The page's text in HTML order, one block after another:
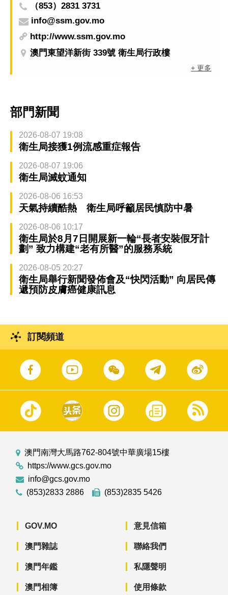
（853）2831 3731
info@ssm.gov.mo
http://www.ssm.gov.mo
澳門東望洋新街 339號 衛生局行政樓
+ 更多
部門新聞
2026-08-07 19:08
衛生局接獲1例流感重症報告
2026-08-07 19:06
衛生局滅蚊通知
2026-08-06 16:53
天氣持續酷熱 衛生局呼籲居民慎防中暑
2026-08-06 10:17
衛生局於8月7日開展新一輪“長者安裝假牙計
劃” 致力構建“老有所醫”的服務系統
2026-08-05 20:27
衛生局舉行新聞發佈會及“快閃活動” 向居民傳
遞預防皮膚癌健康訊息
訂閱頻道
澳門南灣大馬路762-804號中華廣場15樓
https://www.gcs.gov.mo
info@gcs.gov.mo
(853)2833 2886
(853)2835 5426
GOV.MO
澳門雜誌
澳門年鑑
澳門相簿
意見信箱
聯絡我們
私隱聲明
使用條款